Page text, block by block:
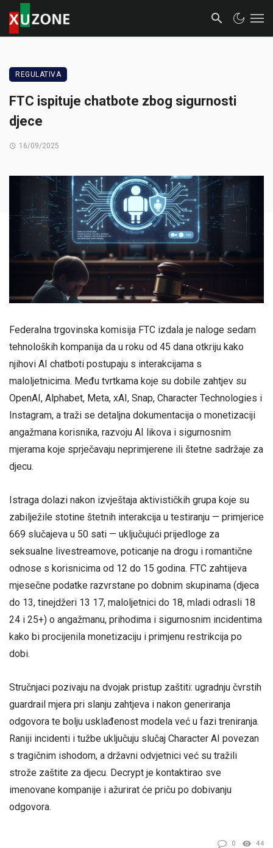
REGULATIVA
FTC ispituje chatbote zbog sigurnosti
djece
16/09/2025
Federalna trgovinska komisija FTC izdala je naloge sedam
tehnoloških kompanija da u roku od 45 dana otkriju kako
njihovi AI chatboti postupaju s interakcijama s
maloljetnicima. Među tvrtkama koje su dobile zahtjev su
OpenAI, Alphabet, Meta, xAI, Snap, Character Technologies i
Instagram, a traži se detaljna dokumentacija o monetizaciji
angažmana korisnika, razvoju AI likova i sigurnosnim
mjerama koje sprječavaju neprimjerene ili štetne sadržaje za
djecu.
Istraga dolazi nakon izvještaja aktivističkih grupa koje su
zabilježile stotine štetnih interakcija u testiranju — primjerice
669 slučajeva u 50 sati — uključujući prijedloge za
seksualne livestreamove, poticanje na drogu i romantične
odnose s korisnicima od 12 do 15 godina. FTC zahtijeva
mjesečne podatke razvrstane po dobnim skupinama (djeca
do 13, tinejdžeri 13 17, maloljetnici do 18, mladi odrasli 18
24 i 25+) o angažmanu, prihodima i sigurnosnim incidentima
kako bi procijenila monetizaciju i primjenu restrikcija po
dobi.
Stručnjaci pozivaju na dvojak pristup zaštiti: ugradnju čvrstih
guardrail mjera pri slanju zahtjeva i nakon generiranja
odgovora te bolju usklađenost modela već u fazi treniranja.
Raniji incidenti i tužbe uključuju slučaj Character AI povezan
s tragičnim ishodom, a državni odvjetnici već su tražili
strože zaštite za djecu. Decrypt je kontaktirao sve
imenovane kompanije i ažurirat će priču po dobivanju
odgovora.
0 44